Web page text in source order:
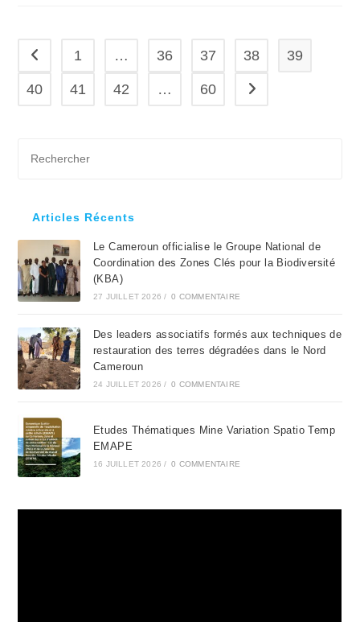
Go to the previous page
1 … 36 37 38 39
40 41 42 … 60 Aller à la page
Articles Récents
Le Cameroun officialise le Groupe National de
Coordination des Zones Clés pour la Biodiversité
(KBA)
27 JUILLET 2026 / 0 COMMENTAIRE
Des leaders associatifs formés aux techniques de
restauration des terres dégradées dans le Nord
Cameroun
24 JUILLET 2026 / 0 COMMENTAIRE
Etudes Thématiques Mine Variation Spatio Temp
EMAPE
16 JUILLET 2026 / 0 COMMENTAIRE